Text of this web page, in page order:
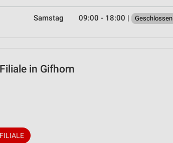
Samstag 09:00 - 18:00 | Geschlossen
in Gifhorn